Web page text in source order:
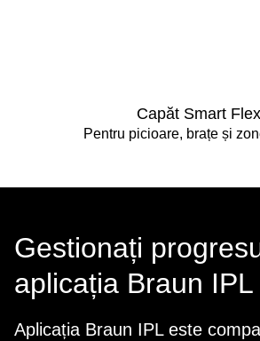
Capăt Smart Flex
Pentru picioare, brațe și
Gestionați
aplicația Braun IPL
Aplicația Braun IPL este